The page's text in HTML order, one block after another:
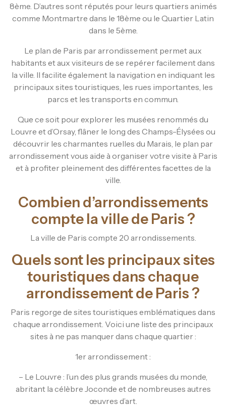
8ème. D’autres sont réputés pour leurs quartiers animés
comme Montmartre dans le 18ème ou le Quartier Latin
dans le 5ème.
Le plan de Paris par arrondissement permet aux
habitants et aux visiteurs de se repérer facilement dans
la ville. Il facilite également la navigation en indiquant les
principaux sites touristiques, les rues importantes, les
parcs et les transports en commun.
Que ce soit pour explorer les musées renommés du
Louvre et d’Orsay, flâner le long des Champs-Élysées ou
découvrir les charmantes ruelles du Marais, le plan par
arrondissement vous aide à organiser votre visite à Paris
et à profiter pleinement des différentes facettes de la
ville.
Combien d’arrondissements
compte la ville de Paris ?
La ville de Paris compte 20 arrondissements.
Quels sont les principaux sites
touristiques dans chaque
arrondissement de Paris ?
Paris regorge de sites touristiques emblématiques dans
chaque arrondissement. Voici une liste des principaux
sites à ne pas manquer dans chaque quartier :
1er arrondissement :
– Le Louvre : l’un des plus grands musées du monde,
abritant la célèbre Joconde et de nombreuses autres
œuvres d’art.